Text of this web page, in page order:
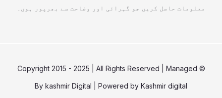
معلومات حاصل کریں جو گہرائی اور وضاحت سے بھرپور ہوں۔
© Copyright 2015 - 2025 | All Rights Reserved | Managed
By kashmir Digital | Powered by Kashmir digital